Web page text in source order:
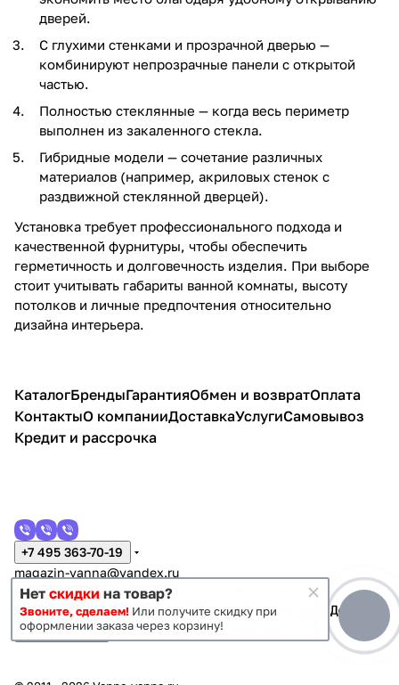
дверей.
С глухими стенками и прозрачной дверью —
комбинируют непрозрачные панели с открытой
частью.
Полностью стеклянные — когда весь периметр
выполнен из закаленного стекла.
Гибридные модели — сочетание различных
материалов (например, акриловых стенок с
раздвижной стеклянной дверцей).
Установка требует профессионального подхода и
качественной фурнитуры, чтобы обеспечить
герметичность и долговечность изделия. При выборе
стоит учитывать габариты ванной комнаты, высоту
потолков и личные предпочтения относительно
дизайна интерьера.
КаталогБрендыГарантияОбмен и возвратОплата
КонтактыО компанииДоставкаУслугиСамовывоз
Кредит и рассрочка
+7 495 363-70-19
magazin-vanna@yandex.ru
г. Москва, Митино, улица Пятницкое шоссе 47
Темная тема Конфиденциальность
Нет скидки на товар?
Звоните, сделаем! Или получите скидку при
оформлении заказа через корзину!